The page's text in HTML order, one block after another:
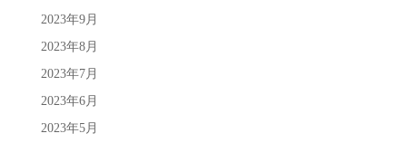
2023年9月
2023年8月
2023年7月
2023年6月
2023年5月